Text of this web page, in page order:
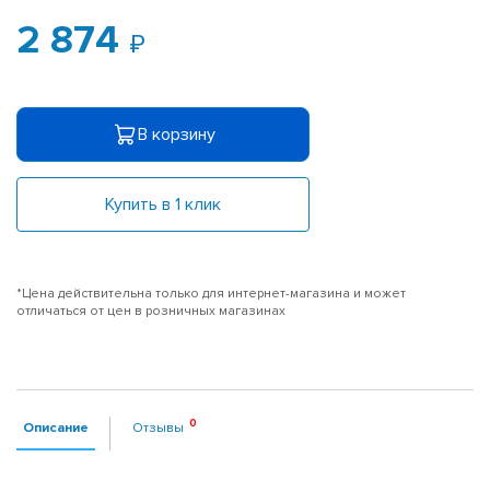
2 874
В корзину
Купить в 1 клик
*Цена действительна только для интернет-магазина и может
отличаться от цен в розничных магазинах
Описание Отзывы